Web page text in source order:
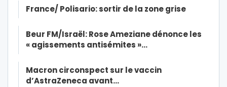
France/ Polisario: sortir de la zone grise
Beur FM/Israël: Rose Ameziane dénonce les
« agissements antisémites »…
Macron circonspect sur le vaccin
d’AstraZeneca avant…